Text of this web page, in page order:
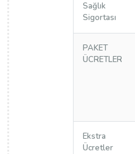
Sağlık
Sigortası
PAKET
ÜCRETLER
Ekstra
Ücretler